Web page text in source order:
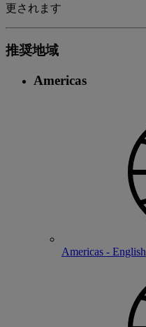
更されます
推奨地域
Americas
Americas - English